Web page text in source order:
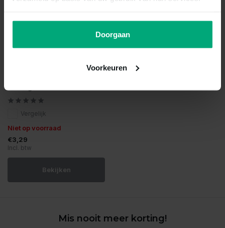
Doorgaan
Voorkeuren
Vergelijk
Niet op voorraad
€3,29
Incl. btw
Bekijken
Mis nooit meer korting!